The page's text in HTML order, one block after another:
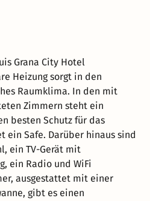
Heizung sorgt in den
Raumklima. In den mit
Zimmern steht ein
besten Schutz für das
ein Safe. Darüber hinaus sind
ein TV-Gerät mit
ein Radio und WiFi
ausgestattet mit einer
gibt es einen